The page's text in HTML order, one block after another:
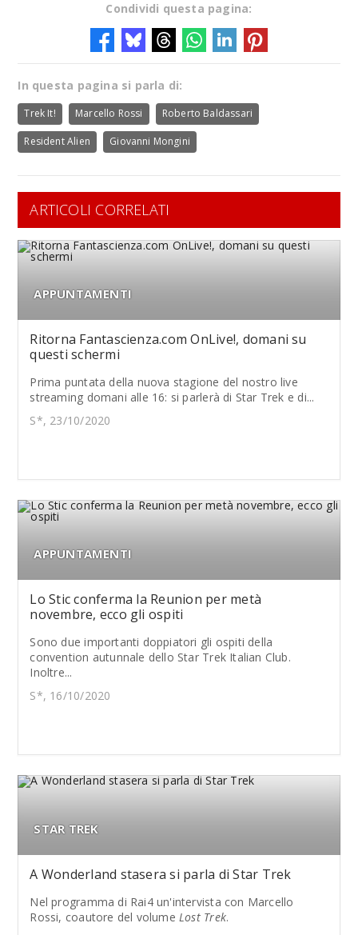
Condividi questa pagina:
In questa pagina si parla di:
Trek It! Marcello Rossi Roberto Baldassari
Resident Alien Giovanni Mongini
ARTICOLI CORRELATI
APPUNTAMENTI
Ritorna Fantascienza.com OnLive!, domani su
questi schermi
Prima puntata della nuova stagione del nostro live
streaming domani alle 16: si parlerà di Star Trek e di...
S*, 23/10/2020
APPUNTAMENTI
Lo Stic conferma la Reunion per metà
novembre, ecco gli ospiti
Sono due importanti doppiatori gli ospiti della
convention autunnale dello Star Trek Italian Club.
Inoltre...
S*, 16/10/2020
STAR TREK
A Wonderland stasera si parla di Star Trek
Nel programma di Rai4 un'intervista con Marcello
Rossi, coautore del volumeLost Trek.